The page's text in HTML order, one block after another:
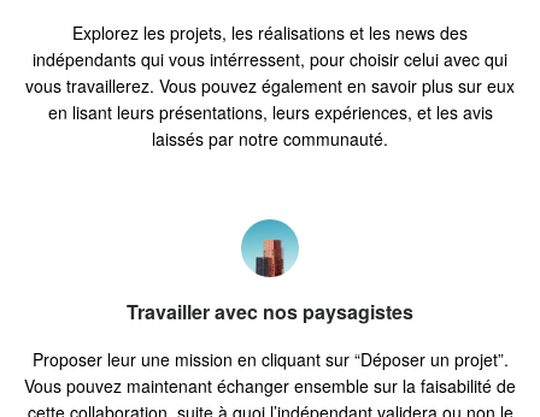
Explorez les projets, les réalisations et les news des
indépendants qui vous intérressent, pour choisir celui avec qui
vous travaillerez. Vous pouvez également en savoir plus sur eux
en lisant leurs présentations, leurs expériences, et les avis
laissés par notre communauté.
Travailler avec nos paysagistes
Proposer leur une mission en cliquant sur “Déposer un projet”.
Vous pouvez maintenant échanger ensemble sur la faisabilité de
cette collaboration, suite à quoi l’indépendant validera ou non le